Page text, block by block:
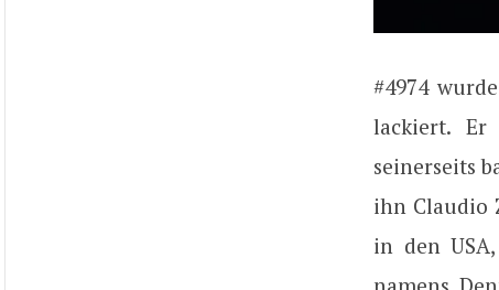
#4974
lackiert.
seinerseits
ihn Claudio
in den